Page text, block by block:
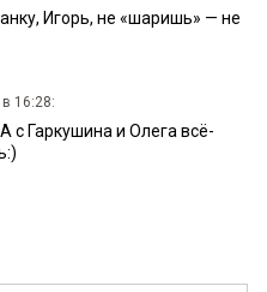
Игорь, не «шаришь» — не
16:28:
с Гаркушина и Олега всё-